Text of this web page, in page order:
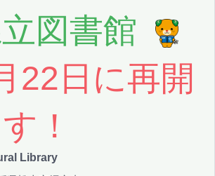
図書館
22日に再開
！
Library